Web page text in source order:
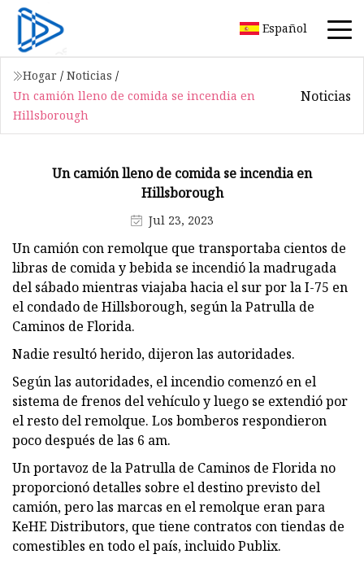
Español
Hogar / Noticias /
Un camión lleno de comida se incendia en
Hillsborough
Noticias
Un camión lleno de comida se incendia en
Hillsborough
Jul 23, 2023
Un camión con remolque que transportaba cientos de
libras de comida y bebida se incendió la madrugada
del sábado mientras viajaba hacia el sur por la I-75 en
el condado de Hillsborough, según la Patrulla de
Caminos de Florida.
Nadie resultó herido, dijeron las autoridades.
Según las autoridades, el incendio comenzó en el
sistema de frenos del vehículo y luego se extendió por
el resto del remolque. Los bomberos respondieron
poco después de las 6 am.
Un portavoz de la Patrulla de Caminos de Florida no
proporcionó detalles sobre el destino previsto del
camión, pero las marcas en el remolque eran para
KeHE Distributors, que tiene contratos con tiendas de
comestibles en todo el país, incluido Publix.